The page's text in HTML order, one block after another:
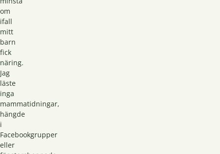
om
ifall
mitt
barn
fick
näring.
Jag
läste
inga
mammatidningar,
hängde
i
Facebookgrupper
eller